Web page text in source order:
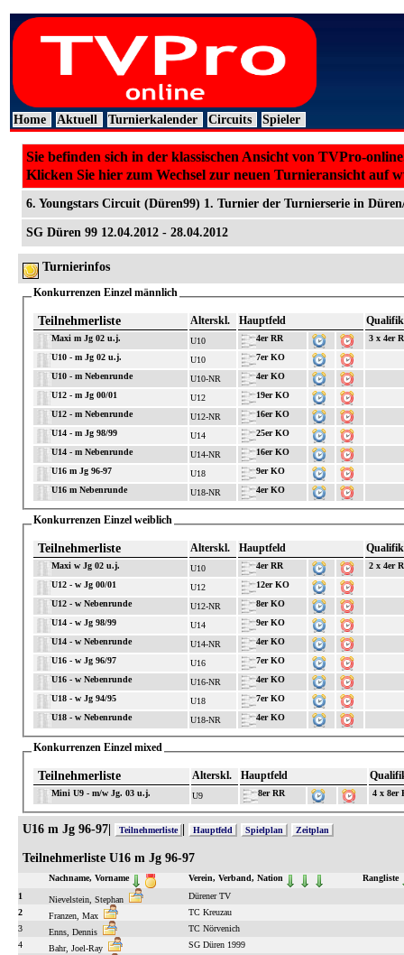
Home Aktuell Turnierkalender Circuits Spieler
Sie befinden sich in der klassischen Ansicht von TVPro-
Klicken Sie hier zum Wechsel zur neuen Turnieransicht auf
6. Youngstars Circuit (Düren99) 1. Turnier der Turnierserie in
SG Düren 99 12.04.2012 - 28.04.2012
Turnierinfos
Konkurrenzen Einzel männlich
Teilnehmerliste Alterskl. Hauptfeld
Maxi m Jg 02 u.j. U10 4er RR
3 x 4er
U10 - m Jg 02 u.j.
U10
7er KO
U10 - m Nebenrunde
U10-NR
4er KO
U12 - m Jg 00/01
U12
19er KO
U12 - m Nebenrunde
U12-NR
16er KO
U14 - m Jg 98/99
U14
25er KO
U14 - m Nebenrunde
U14-NR
16er KO
U16 m Jg 96-97
U18
9er KO
U16 m Nebenrunde
U18-NR 4er KO
Konkurrenzen Einzel weiblich
Teilnehmerliste Alterskl. Hauptfeld
Maxi w Jg 02 u.j. U10 4er RR
2 x 4er
U12 - w Jg 00/01
U12
12er KO
U12 - w Nebenrunde
U12-NR
8er KO
U14 - w Jg 98/99
U14
9er KO
U14 - w Nebenrunde
U14-NR
4er KO
U16 - w Jg 96/97
U16
7er KO
U16 - w Nebenrunde
U16-NR
4er KO
U18 - w Jg 94/95
U18
7er KO
U18 - w Nebenrunde
U18-NR 4er KO
Konkurrenzen Einzel mixed
Teilnehmerliste Alterskl. Hauptfeld
Mini U9 - m/w Jg. 03 u.j. U9 8er RR 4 x 8er
U16 m Jg 96-97| Teilnehmerliste Hauptfeld Spielplan Zeitplan
Teilnehmerliste U16 m Jg 96-97
Nachname, Vorname Verein, Verband, Nation
Rangliste
1
Nievelstein, Stephan
Dürener TV
2
Franzen, Max
TC Kreuzau
3
Enns, Dennis
TC Nörvenich
4
Bahr, Joel-Ray
SG Düren 1999